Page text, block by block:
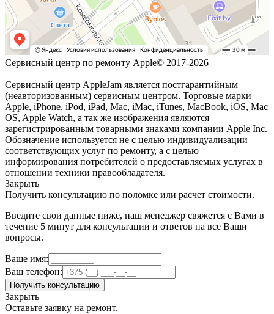
Сервисный центр по ремонту Apple© 2017-2026
Сервисный центр AppleJam является постгарантийным
(неавторизованным) сервисным центром. Торговые марки
Apple, iPhone, iPod, iPad, Mac, iMac, iTunes, MacBook, iOS, Mac
OS, Apple Watch, а так же изображения являются
зарегистрированным товарными знаками компании Apple Inc.
Обозначение используется не с целью индивидуализации
соответствующих услуг по ремонту, а с целью
информирования потребителей о предоставляемых услугах в
отношении техники правообладателя.
Закрыть
Получить консультацию по поломке или расчет стоимости.
Введите свои данные ниже, наш менеджер свяжется с Вами в
течение 5 минут для консультации и ответов на все Ваши
вопросы.
Ваше имя:
Ваш телефон:
Получить консультацию
Закрыть
Оставьте заявку на ремонт.